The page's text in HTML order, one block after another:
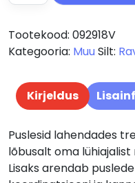
Tootekood: 092918V
Kategooria: MuuSilt:
Kirjeldus
Puslesid lahendades
lõbusalt oma
Lisaks arendab